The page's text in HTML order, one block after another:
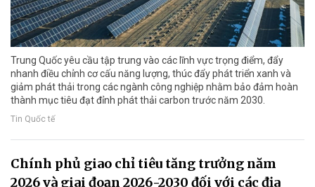
Trung Quốc yêu cầu tập trung vào các lĩnh vực trọng điểm, đẩy
nhanh điều chỉnh cơ cấu năng lượng, thúc đẩy phát triển xanh và
giảm phát thải trong các ngành công nghiệp nhằm bảo đảm hoàn
thành mục tiêu đạt đỉnh phát thải carbon trước năm 2030.
Tin Quốc tế
Chính phủ giao chỉ tiêu tăng trưởng năm
2026 và giai đoạn 2026-2030 đối với các địa